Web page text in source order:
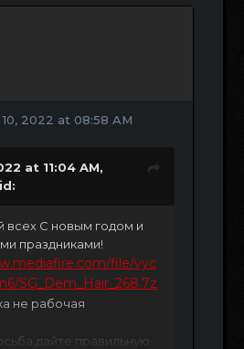
10, 2022 at 08:58 AM
at 11:04 AM,
всех С новым годом и
праздниками!
file/vyc
SG_Dem_Hair_268.7z
не рабочая
дайте правильную